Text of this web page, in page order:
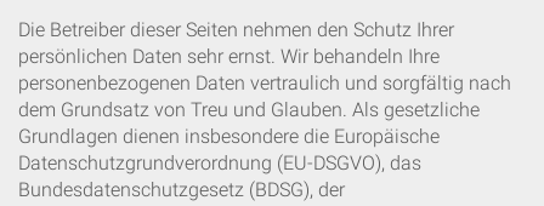
Die Betreiber dieser Seiten nehmen den Schutz Ihrer
persönlichen Daten sehr ernst. Wir behandeln Ihre
personenbezogenen Daten vertraulich und sorgfältig nach
dem Grundsatz von Treu und Glauben. Als gesetzliche
Grundlagen dienen insbesondere die Europäische
Datenschutzgrundverordnung (EU-DSGVO), das
Bundesdatenschutzgesetz (BDSG), der